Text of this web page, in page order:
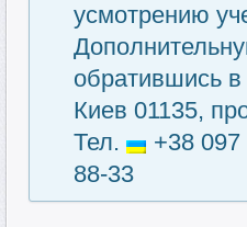
усмотрению
обратившись
Киев 01135,
Тел.
+38
88-33